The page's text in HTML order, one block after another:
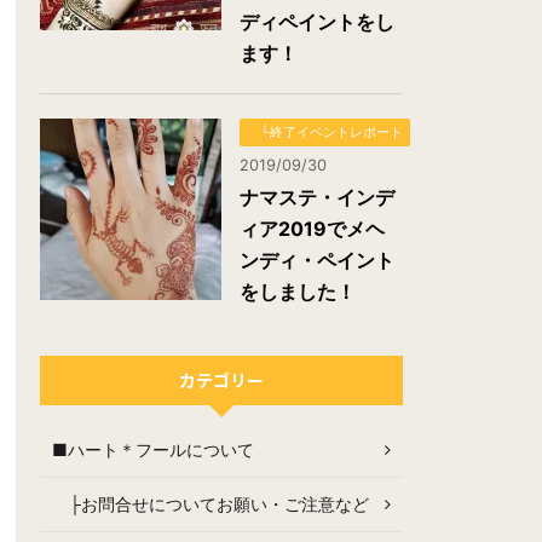
ディペイントをし
ます！
└終了イベントレポート
2019/09/30
ナマステ・インデ
ィア2019でメヘ
ンディ・ペイント
をしました！
カテゴリー
■ハート＊フールについて
├お問合せについてお願い・ご注意など